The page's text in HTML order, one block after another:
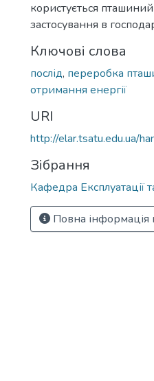
користується
застосування в
Ключові слова
послід, переробка
отримання енергії
URI
http://elar.tsatu.edu.ua/
Зібрання
Кафедра Експлуатації
Повна інформація